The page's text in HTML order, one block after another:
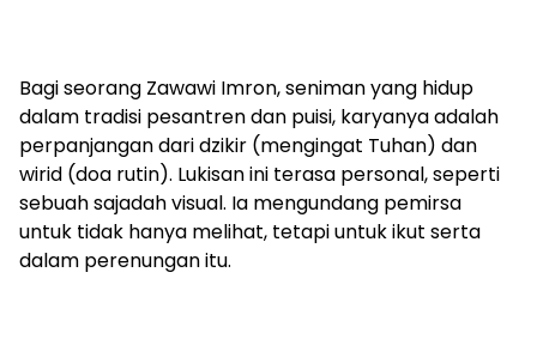
Bagi seorang Zawawi Imron, seniman yang hidup
dalam tradisi pesantren dan puisi, karyanya adalah
perpanjangan dari dzikir (mengingat Tuhan) dan
wirid (doa rutin). Lukisan ini terasa personal, seperti
sebuah sajadah visual. Ia mengundang pemirsa
untuk tidak hanya melihat, tetapi untuk ikut serta
dalam perenungan itu.